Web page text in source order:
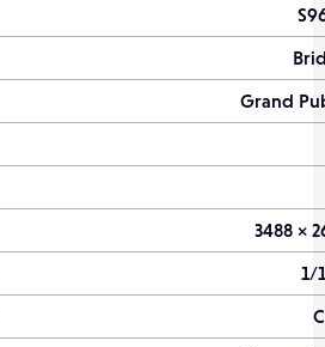
Grand
3488 ×
1/